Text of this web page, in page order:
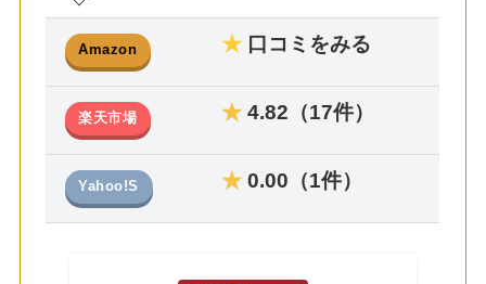
Amazon 口コミをみる
楽天市場 ★ 4.82（17件）
Yahoo!S ★ 0.00（1件）